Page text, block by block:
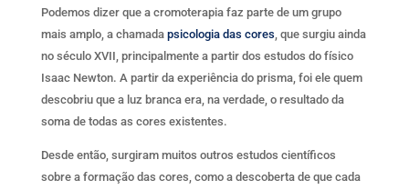
Podemos dizer que a cromoterapia faz parte de um grupo
mais amplo, a chamada psicologia das cores , que surgiu ainda
no século XVII, principalmente a partir dos estudos do físico
Isaac Newton. A partir da experiência do prisma, foi ele quem
descobriu que a luz branca era, na verdade, o resultado da
soma de todas as cores existentes.
Desde então, surgiram muitos outros estudos científicos
sobre a formação das cores, como a descoberta de que cada